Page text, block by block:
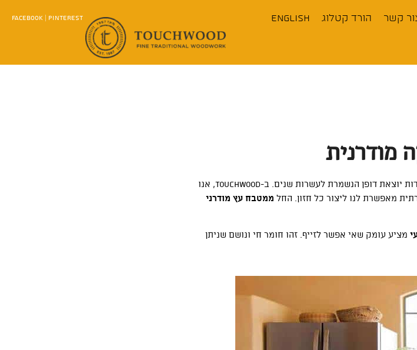
FACEBOOK | PINTEREST קשר הורד קטלוג English
מודרנית
הוא הלב הפועם של הבית. זוהי השקעה שמחברת בין חום טבעי, אופי ייחודי ועמידות יוצאת דופן הנשמרת לעשרות שנים. ב-Touchwood, אנו
מאפשרת לנו ליצור כל חזון. החל ממטבח עץ מודרני
מציע עומק שאי אפשר לזייף. זהו חומר חי ונושם שניתן